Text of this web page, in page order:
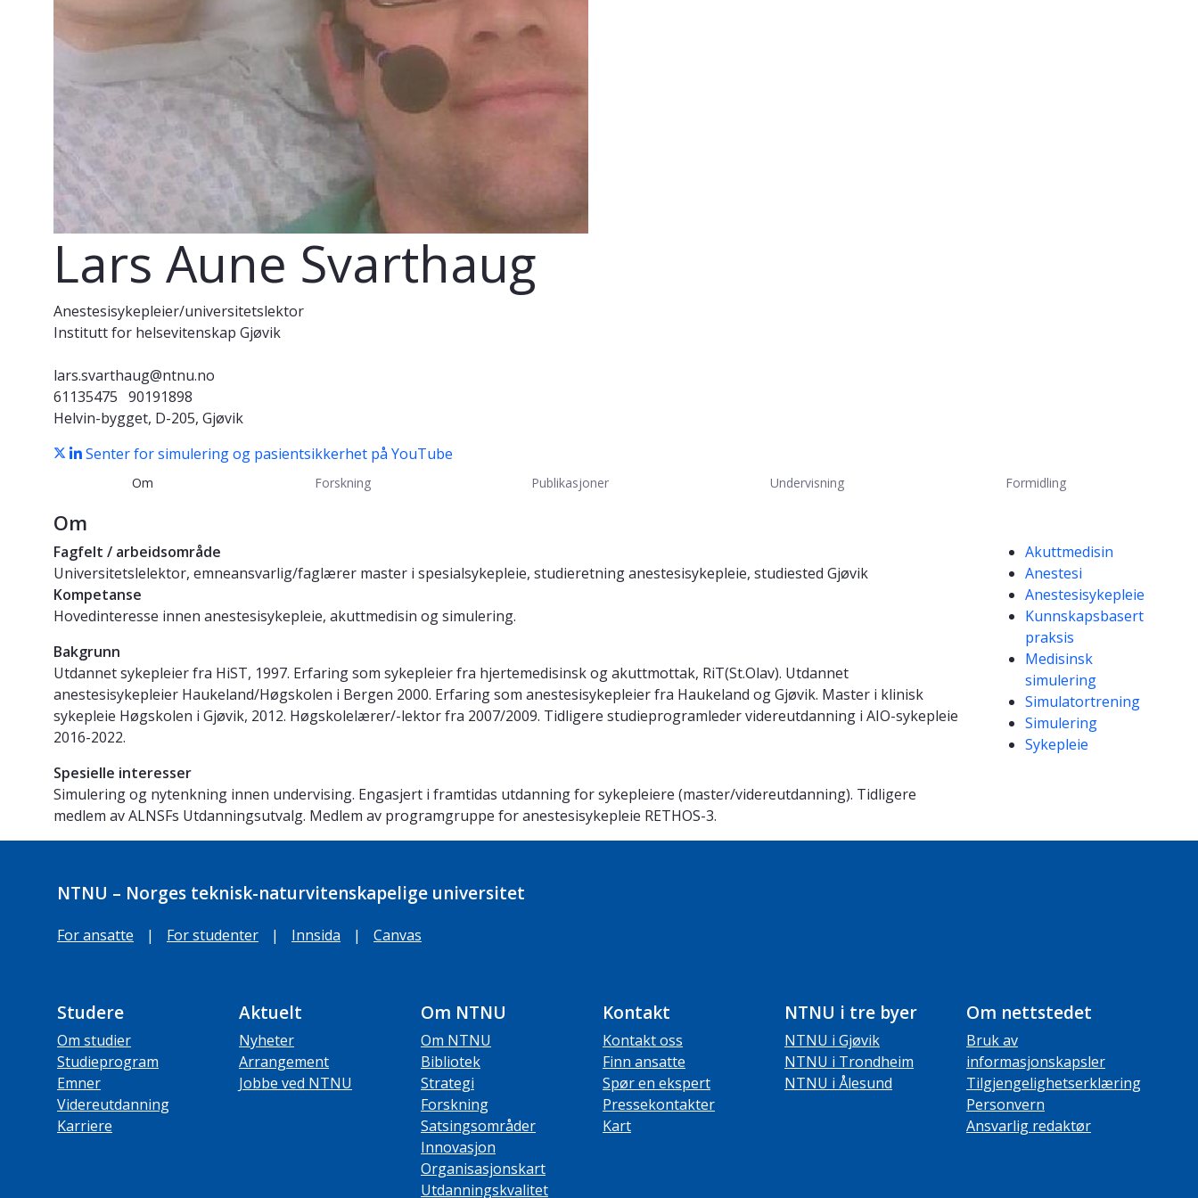
Lars Aune Svarthaug
Anestesisykepleier/universitetslektor
Institutt for helsevitenskap Gjøvik
lars.svarthaug@ntnu.no
61135475 90191898
Helvin-bygget, D-205, Gjøvik
Senter for simulering og pasientsikkerhet på YouTube
Om Forskning Publikasjoner Undervisning Formidling
Om
Fagfelt / arbeidsområde
Universitetslelektor, emneansvarlig/faglærer master i spesialsykepleie, studieretning anestesisykepleie, studiested Gjøvik
Kompetanse
Hovedinteresse innen anestesisykepleie, akuttmedisin og simulering.
Bakgrunn
Utdannet sykepleier fra HiST, 1997. Erfaring som sykepleier fra hjertemedisinsk og akuttmottak, RiT(St.Olav). Utdannet
anestesisykepleier Haukeland/Høgskolen i Bergen 2000. Erfaring som anestesisykepleier fra Haukeland og Gjøvik. Master i klinisk
sykepleie Høgskolen i Gjøvik, 2012. Høgskolelærer/-lektor fra 2007/2009. Tidligere studieprogramleder videreutdanning i AIO-sykepleie
2016-2022.
Spesielle interesser
Simulering og nytenkning innen undervising. Engasjert i framtidas utdanning for sykepleiere (master/videreutdanning). Tidligere
medlem av ALNSFs Utdanningsutvalg. Medlem av programgruppe for anestesisykepleie RETHOS-3.
Kompetanseord
Akuttmedisin
Anestesi
Anestesisykepleie
Kunnskapsbasert
praksis
Medisinsk
simulering
Simulatortrening
Simulering
Sykepleie
NTNU – Norges teknisk-naturvitenskapelige universitet
For ansatte | For studenter | Innsida | Canvas
Studere
Om studier
Studieprogram
Emner
Videreutdanning
Karriere
Aktuelt
Nyheter
Arrangement
Jobbe ved NTNU
Om NTNU
Om NTNU
Bibliotek
Strategi
Forskning
Satsingsområder
Innovasjon
Organisasjonskart
Utdanningskvalitet
Kontakt
Kontakt oss
Finn ansatte
Spør en ekspert
Pressekontakter
Kart
NTNU i tre byer
NTNU i Gjøvik
NTNU i Trondheim
NTNU i Ålesund
Om nettstedet
Bruk av
informasjonskapsler
Tilgjengelighetserklæring
Personvern
Ansvarlig redaktør